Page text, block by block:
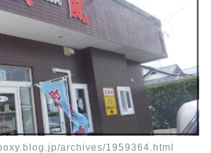
archives/1959364.html